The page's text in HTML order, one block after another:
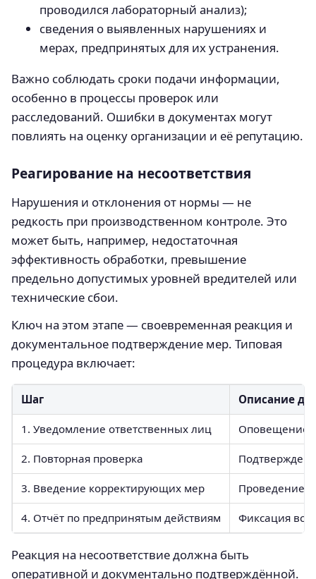
проводился лабораторный анализ);
сведения о выявленных нарушениях и
мерах, предпринятых для их устранения.
Важно соблюдать сроки подачи информации,
особенно в процессы проверок или
расследований. Ошибки в документах могут
повлиять на оценку организации и её репутацию.
Реагирование на несоответствия
Нарушения и отклонения от нормы — не
редкость при производственном контроле. Это
может быть, например, недостаточная
эффективность обработки, превышение
предельно допустимых уровней вредителей или
технические сбои.
Ключ на этом этапе — своевременная реакция и
документальное подтверждение мер. Типовая
процедура включает:
Шаг Описание
1. Уведомление ответственных лиц Оповещение
2. Повторная проверка
3. Введение корректирующих мер Проведение
4. Отчёт по предпринятым действиям Фиксация
Реакция на несоответствие должна быть
оперативной и документально подтверждённой.